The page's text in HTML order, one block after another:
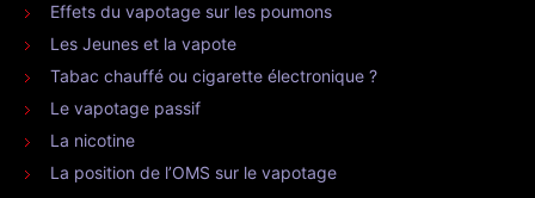
Effets du vapotage sur les poumons
Les Jeunes et la vapote
Tabac chauffé ou cigarette électronique ?
Le vapotage passif
La nicotine
La position de l’OMS sur le vapotage